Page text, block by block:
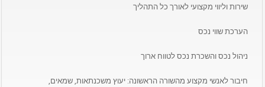
שירות וליווי מקצועי לאורך כל התהליך
הערכת שווי נכס
ניהול נכס והשכרת נכס לטווח ארוך
חיבור לאנשי מקצוע מהשורה הראשונה: יעוץ משכנתאות, שמאים,